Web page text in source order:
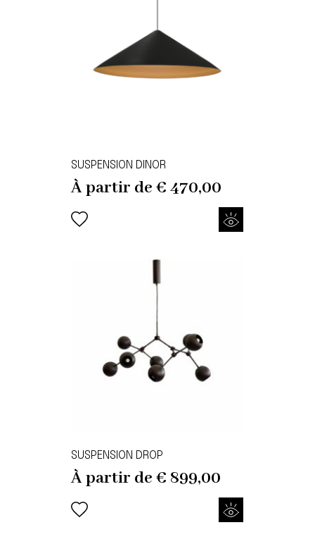
SUSPENSION DINOR
À partir de€ 470,00
SUSPENSION DROP
À partir de€ 899,00